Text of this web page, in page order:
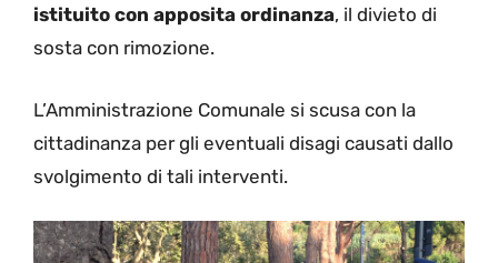
istituito con apposita ordinanza, il divieto di
sosta con rimozione.
L’Amministrazione Comunale si scusa con la
cittadinanza per gli eventuali disagi causati dallo
svolgimento di tali interventi.